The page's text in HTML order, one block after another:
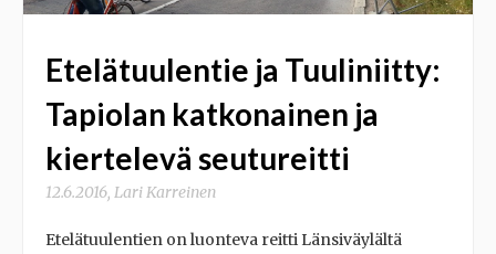
Etelätuulentie ja Tuuliniitty:
Tapiolan katkonainen ja
kiertelevä seutureitti
12.6.2016, Lari Karreinen
Etelätuulentien on luonteva reitti Länsiväylältä